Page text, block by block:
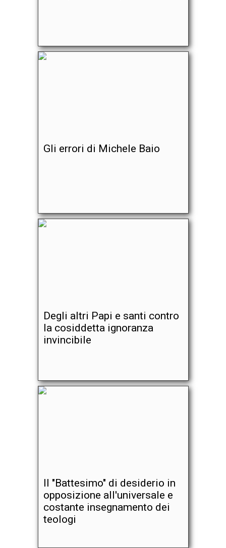
Gli errori di Michele Baio
Degli altri Papi e santi contro
la cosiddetta ignoranza
invincibile
Il "Battesimo" di desiderio in
opposizione all'universale e
costante insegnamento dei
teologi